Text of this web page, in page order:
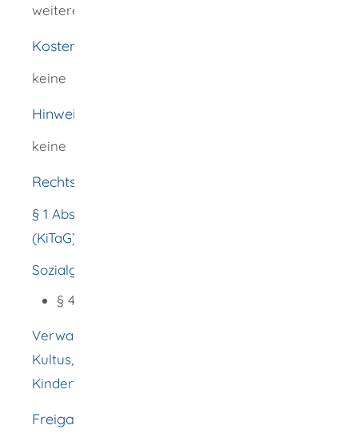
weiteren Unterlagen Sie vorlegen müssen.
Kosten
keine
Hinweise
keine
Rechtsgrundlage
§ 1 Abs. 7 Kindertagesbetreuungsgesetz
(KiTaG) (Kindertagespflege)
Sozialgesetzbuch (Achtes Buch) (SGB VIII)
§ 43 Erlaubnis zur Kindertagespflege
Verwaltungsvorschrift des Ministeriums für
Kultus, Jugend und Sport zur
Kindertagespflege
Freigabevermerk